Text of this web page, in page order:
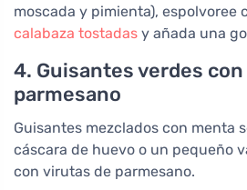
moscada y pimienta), espolvoree
calabaza tostadas y añada una
4. Guisantes verdes
parmesano
Guisantes mezclados con menta
cáscara de huevo o un pequeño
con virutas de parmesano.